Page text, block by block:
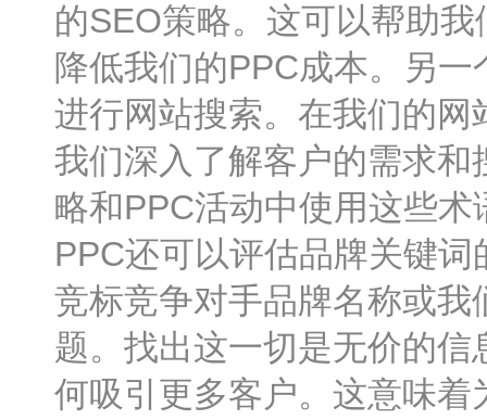
的SEO策略。这可以帮助
降低我们的PPC成本。另
进行网站搜索。在我们的
我们深入了解客户的需求
略和PPC活动中使用这些
PPC还可以评估品牌关键
竞标竞争对手品牌名称或
题。找出这一切是无价的
何吸引更多客户。这意味